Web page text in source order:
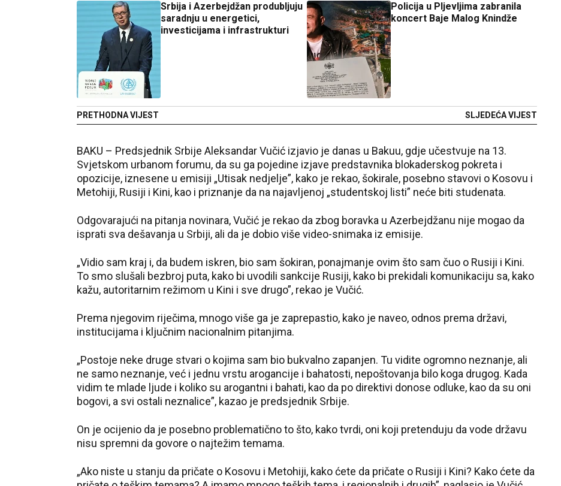
Srbija i Azerbejdžan produbljuju
saradnju u energetici,
investicijama i infrastrukturi
PRETHODNA VIJEST
Policija u Pljevljima zabranila
koncert Baje Malog Knindže
SLJEDEĆA VIJEST
BAKU – Predsjednik Srbije Aleksandar Vučić izjavio je danas u Bakuu, gdje učestvuje na 13.
Svjetskom urbanom forumu, da su ga pojedine izjave predstavnika blokaderskog pokreta i
opozicije, iznesene u emisiji „Utisak nedjelje”, kako je rekao, šokirale, posebno stavovi o Kosovu i
Metohiji, Rusiji i Kini, kao i priznanje da na najavljenoj „studentskoj listi” neće biti studenata.
Odgovarajući na pitanja novinara, Vučić je rekao da zbog boravka u Azerbejdžanu nije mogao da
isprati sva dešavanja u Srbiji, ali da je dobio više video-snimaka iz emisije.
„Vidio sam kraj i, da budem iskren, bio sam šokiran, ponajmanje ovim što sam čuo o Rusiji i Kini.
To smo slušali bezbroj puta, kako bi uvodili sankcije Rusiji, kako bi prekidali komunikaciju sa, kako
kažu, autoritarnim režimom u Kini i sve drugo”, rekao je Vučić.
Prema njegovim riječima, mnogo više ga je zaprepastio, kako je naveo, odnos prema državi,
institucijama i ključnim nacionalnim pitanjima.
„Postoje neke druge stvari o kojima sam bio bukvalno zapanjen. Tu vidite ogromno neznanje, ali
ne samo neznanje, već i jednu vrstu arogancije i bahatosti, nepoštovanja bilo koga drugog. Kada
vidim te mlade ljude i koliko su arogantni i bahati, kao da po direktivi donose odluke, kao da su oni
bogovi, a svi ostali neznalice”, kazao je predsjednik Srbije.
On je ocijenio da je posebno problematično to što, kako tvrdi, oni koji pretenduju da vode državu
nisu spremni da govore o najtežim temama.
„Ako niste u stanju da pričate o Kosovu i Metohiji, kako ćete da pričate o Rusiji i Kini? Kako ćete da